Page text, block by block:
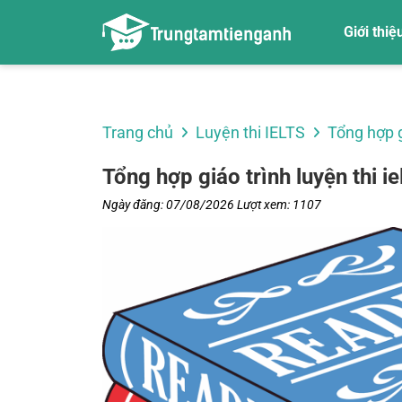
Giới
Trang chủ Luyện thi IELTS Tổng hợp
Tổng hợp giáo trình luyện thi
Ngày đăng: 07/08/2026 Lượt xem: 1107